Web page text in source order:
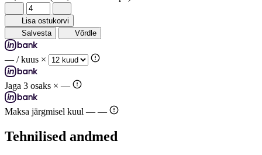
Lisa ostukorvi
Salvesta
Võrdle
— / kuus ×
Jaga 3 osaks × —
Maksa järgmisel kuul — —
Tehnilised andmed